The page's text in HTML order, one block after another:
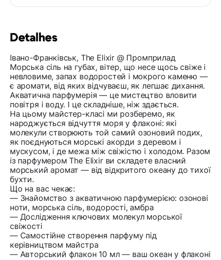
Detalhes
Івано-Франківськ, The Elixir @ Промприлад
Морська сіль на губах, вітер, що несе щось свіже і
невловиме, запах водоростей і мокрого каменю —
є аромати, від яких відчуваєш, як легшає дихання.
Акватична парфумерія — це мистецтво вловити
повітря і воду. І це складніше, ніж здається.
На цьому майстер-класі ми розберемо, як
народжується відчуття моря у флаконі: які
молекули створюють той самий озоновий подих,
як поєднуються морські акорди з деревом і
мускусом, і де межа між свіжістю і холодом. Разом
із парфумером The Elixir ви складете власний
морський аромат — від відкритого океану до тихої
бухти.
Що на вас чекає:
— Знайомство з акватичною парфумерією: озонові
ноти, морська сіль, водорості, амбра
— Дослідження ключових молекул морської
свіжості
— Самостійне створення парфуму під
керівництвом майстра
— Авторський флакон 10 мл — ваш океан у флаконі